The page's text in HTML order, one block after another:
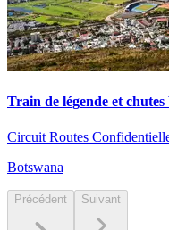
Train de légende et
Circuit Routes
Botswana
Précédent Suivant